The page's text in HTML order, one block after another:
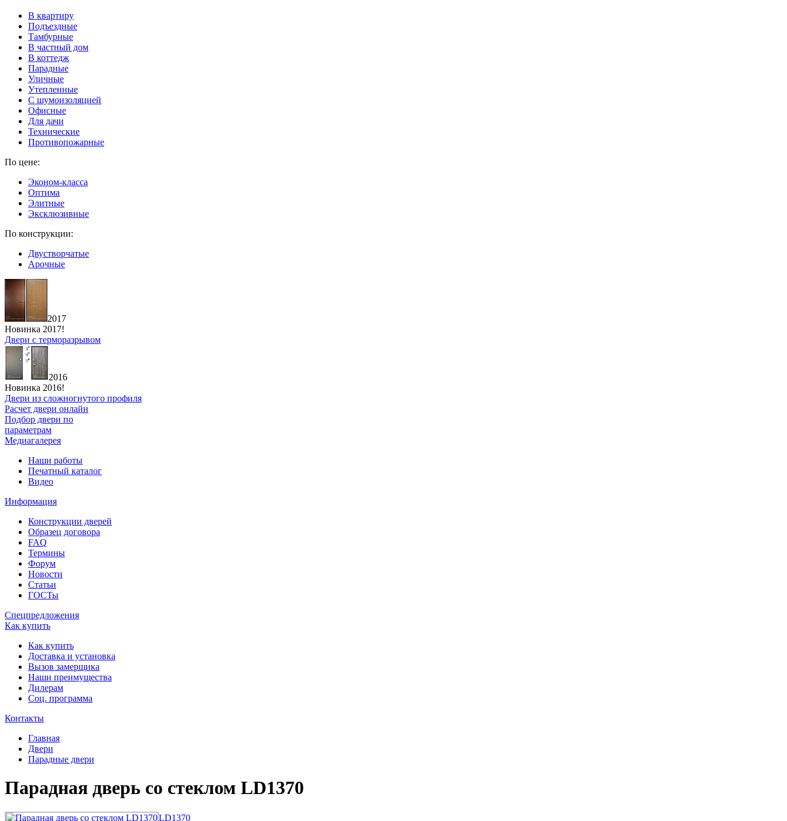
В квартиру
Подъездные
Тамбурные
В частный дом
В коттедж
Парадные
Уличные
Утепленные
C шумоизоляцией
Офисные
Для дачи
Технические
Противопожарные
По цене:
Эконом-класса
Оптима
Элитные
Эксклюзивные
По конструкции:
Двустворчатые
Арочные
2017
Новинка 2017!
Двери с терморазрывом
2016
Новинка 2016!
Двери из сложногнутого профиля
Расчет двери онлайн
Подбор двери по
параметрам
Медиагалерея
Наши работы
Печатный каталог
Видео
Информация
Конструкции дверей
Образец договора
FAQ
Термины
Форум
Новости
Статьи
ГОСТы
Спецпредложения
Как купить
Как купить
Доставка и установка
Вызов замерщика
Наши преимущества
Дилерам
Соц. программа
Контакты
Главная
Двери
Парадные двери
Парадная дверь со стеклом LD1370
LD1370